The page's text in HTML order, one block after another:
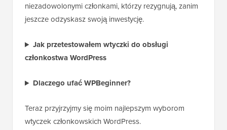
niezadowolonymi członkami, którzy rezygnują, zanim
jeszcze odzyskasz swoją inwestycję.
Jak przetestowałem wtyczki do obsługi
członkostwa WordPress
Dlaczego ufać WPBeginner?
Teraz przyjrzyjmy się moim najlepszym wyborom
wtyczek członkowskich WordPress.